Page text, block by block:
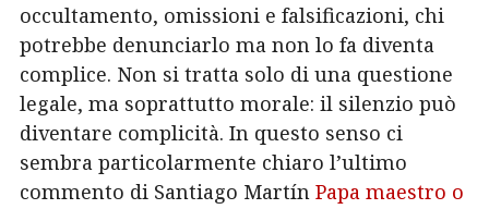
occultamento, omissioni e falsificazioni, chi
potrebbe denunciarlo ma non lo fa diventa
complice. Non si tratta solo di una questione
legale, ma soprattutto morale: il silenzio può
diventare complicità. In questo senso ci
sembra particolarmente chiaro l’ultimo
commento di Santiago Martín Papa maestro o